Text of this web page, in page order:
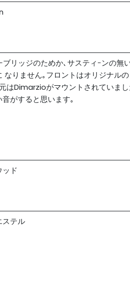
ブリッジのためか､サスティｰンの無
なりません｡フロントはオリジナル
はDimarzioがマウントされていま
音がすると思います｡
ド
ステル